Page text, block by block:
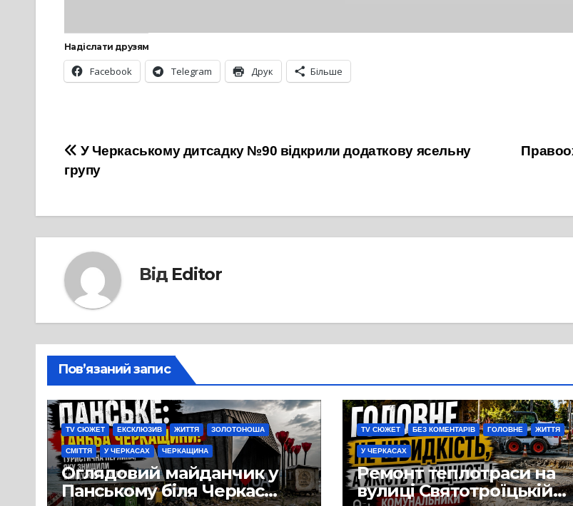
Надіслати друзям
Facebook Telegram Друк Більше
Навігація
записів
У Черкаському дитсадку №90 відкрили додаткову ясельну
групу
Від Editor
Пов’язаний запис
TV СЮЖЕТ ЕКСКЛЮЗИВ ЖИТТЯ ЗОЛОТОНОША
СМІТТЯ У ЧЕРКАСАХ ЧЕРКАЩИНА
Оглядовий майданчик у
Панському біля Черкас
TV СЮЖЕТ БЕЗ КОМЕНТАРІВ ГОЛОВНЕ ЖИТТЯ
У ЧЕРКАСАХ
Ремонт теплотраси на
вулиці Святотроїцькій